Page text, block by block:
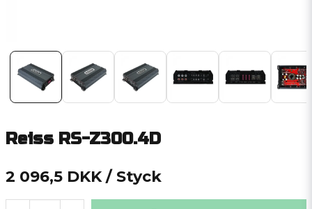
Reiss RS-Z300.4D
2 096,5 DKK / Styck